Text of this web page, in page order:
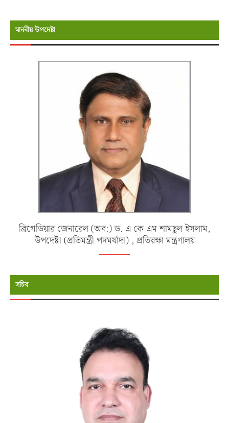
মাননীয় উপদেষ্টা
ব্রিগেডিয়ার জেনারেল (অব:) ড. এ কে এম শামছুল ইসলাম,
উপদেষ্টা (প্রতিমন্ত্রী পদমর্যাদা) , প্রতিরক্ষা মন্ত্রণালয়
সচিব